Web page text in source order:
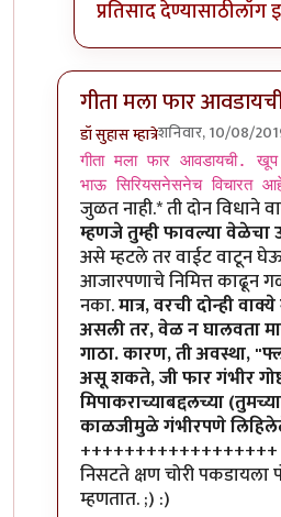
प्रतिसाद देण्यासाठीलॉग
गीता मला फार
डॉ सुहास म्हात्रेशनिवार, 10/08/
In reply toगीता मला फार
गीता मला फार आवडायची. खूप
भाऊ सिरियसनेसनेच विचारत
जुळत नाही.* ती दोन विधाने
म्हणजे तुम्ही फावल्या वेळेचा
असे म्हटले तर वाईट वाटून
आजारपणाचे निमित्त काढून
नका.मात्र, वरची दोन्ही
असली तर, वेळ न घालवता
गाठा. कारण, ती अवस्था,
असू शकते, जी फार गंभीर
मिपाकराच्याबद्दलच्या
काळजीमुळे गंभीरपणे
निसटते क्षण चोरी पकडायला
म्हणतात. ;) :)